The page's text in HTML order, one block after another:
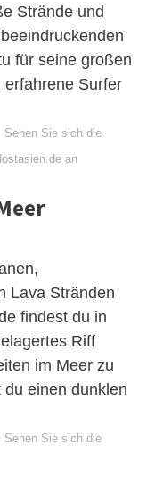
Strände und
für seine großen
Surfer
Sehen Sie sich die
an
Lava Stränden
findest du in
Riff
im Meer zu
einen dunklen
Sehen Sie sich die